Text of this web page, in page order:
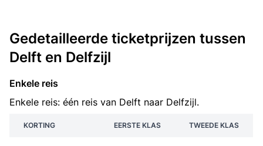
Gedetailleerde ticketprijzen tussen
Delft en Delfzijl
Enkele reis
Enkele reis: één reis van Delft naar Delfzijl.
KORTING EERSTE KLAS TWEEDE KLAS